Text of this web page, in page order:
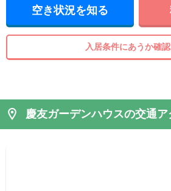
空き状況を知る
入居条件にあうか確
慶友ガーデンハウスの交通ア